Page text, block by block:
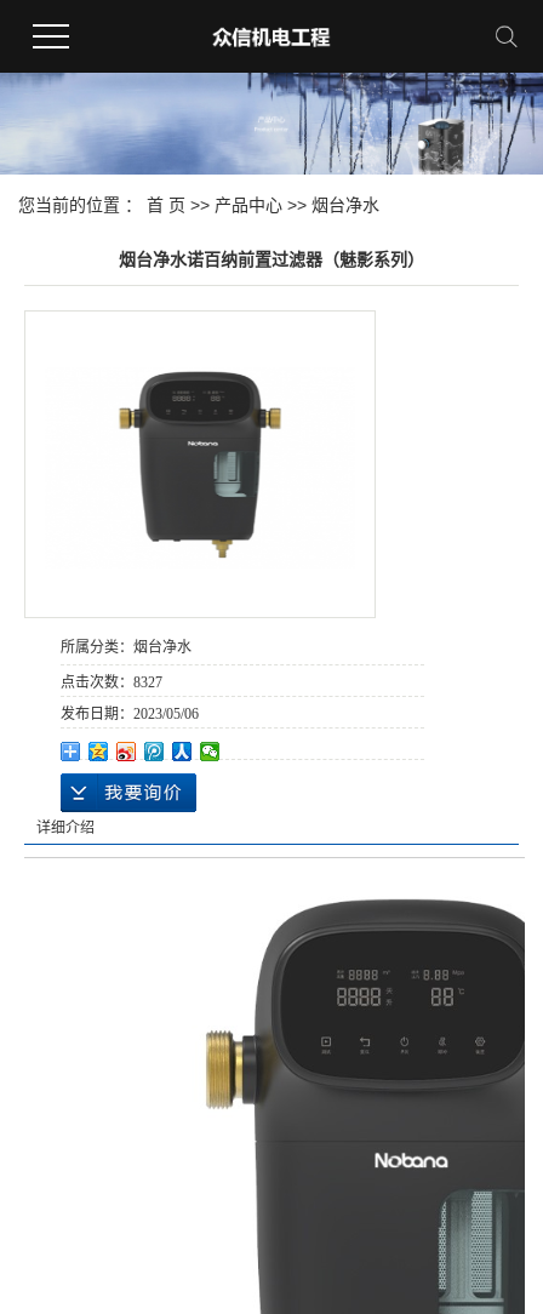
您当前的位置 ： 首 页 >> 产品中心 >> 烟台净水
烟台净水诺百纳前置过滤器（魅影系列）
所属分类： 烟台净水
点击次数： 8327
发布日期： 2023/05/06
详细介绍